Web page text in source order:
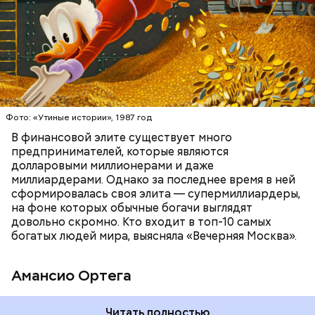
Фото: «Утиные истории», 1987 год
В финансовой элите существует много
предпринимателей, которые являются
долларовыми миллионерами и даже
миллиардерами. Однако за последнее время в ней
сформировалась своя элита — супермиллиардеры,
на фоне которых обычные богачи выглядят
довольно скромно. Кто входит в топ-10 самых
богатых людей мира, выясняла «Вечерняя Москва».
Амансио Ортега
Фото: Shutterstock
БОГАТСТВО
БИЗНЕС
ПРЕДПРИНИМАТЕЛИ
МИЛЛИАРДЕРЫ
ДЕНЬГИ
В 1991 году Тадзима потеряла мужа. А спустя 11 лет
Люсиль Рандон (118 лет)